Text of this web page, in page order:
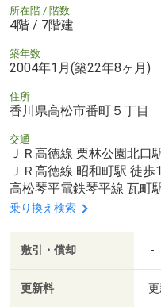
所在階 / 階数
4階 / 7階建
築年数
2004年1月(築22年8ヶ月)
住所
香川県高松市番町５丁目
交通
ＪＲ高徳線 栗林公園北口
ＪＲ高徳線 昭和町駅 徒歩
高松琴平電鉄琴平線 瓦町
乗り換え検索
敷引・償却 -
更新料